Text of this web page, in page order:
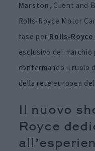
Marston, Client and
Rolls-Royce Motor
fase per Rolls-
esclusivo del
confermando il ruolo
della rete europea
Il nuovo
Royce